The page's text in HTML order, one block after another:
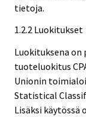
tietoja.
1.2.2 Luokitukset
Luokituksena on
tuoteluokitus
Unionin
Statistical
Lisäksi